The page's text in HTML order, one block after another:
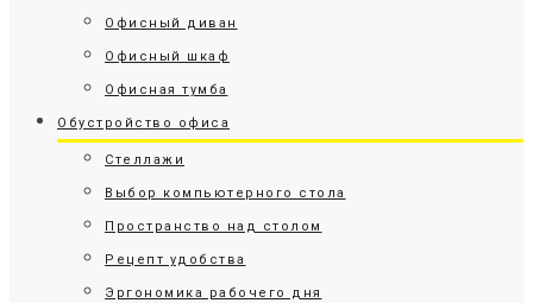
Офисный диван
Офисный шкаф
Офисная тумба
Обустройство офиса
Стеллажи
Выбор компьютерного стола
Пространство над столом
Рецепт удобства
Эргономика рабочего дня